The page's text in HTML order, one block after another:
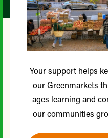
Your support helps
our Greenmarkets
ages learning and
our communities